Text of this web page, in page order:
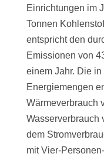
Einrichtungen im
Tonnen
entspricht den
Emissionen von
einem Jahr. Die
Energiemengen
Wärmeverbrauch
Wasserverbrauch
dem
mit Vier-